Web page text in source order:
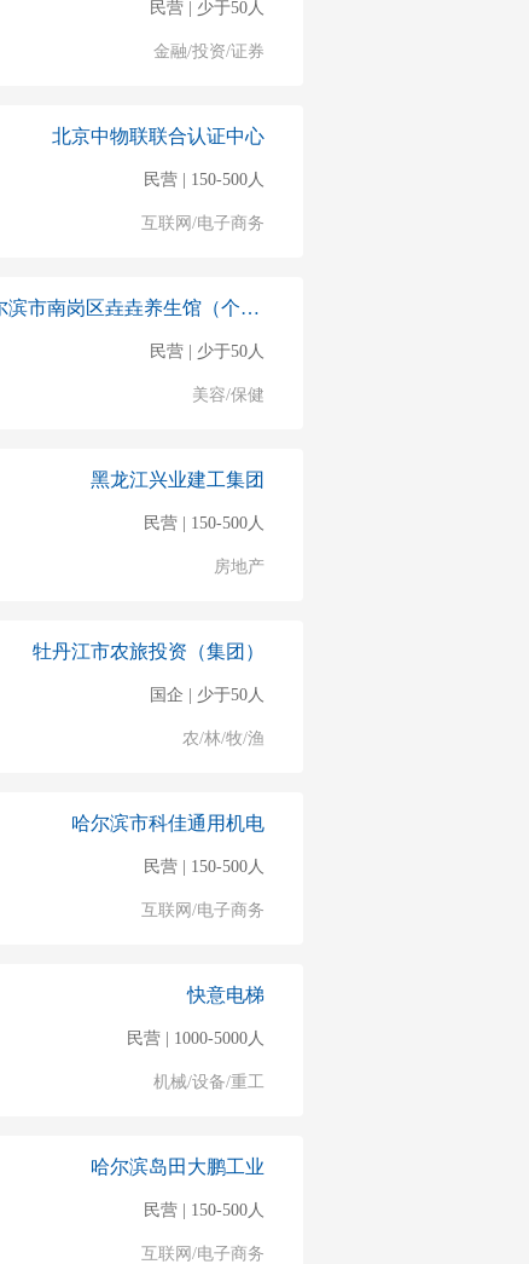
民营 | 少于50人
金融/投资/证券
北京中物联联合认证中心
民营 | 150-500人
互联网/电子商务
哈尔滨市南岗区垚垚养生馆（个体工商户）
民营 | 少于50人
美容/保健
黑龙江兴业建工集团
民营 | 150-500人
房地产
牡丹江市农旅投资（集团）
国企 | 少于50人
农/林/牧/渔
哈尔滨市科佳通用机电
民营 | 150-500人
互联网/电子商务
快意电梯
民营 | 1000-5000人
机械/设备/重工
哈尔滨岛田大鹏工业
民营 | 150-500人
互联网/电子商务